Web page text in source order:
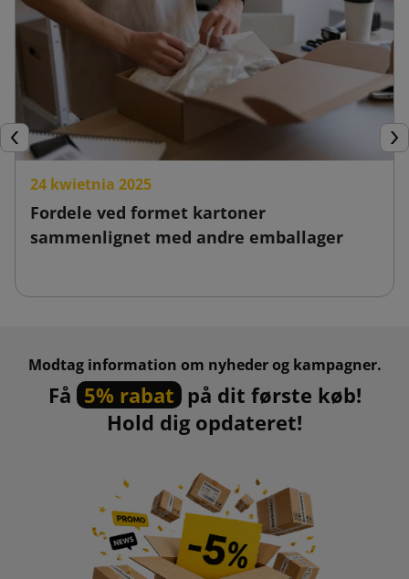
Forrige
24 kwietnia 2025
Fordele ved formet kartoner
sammenlignet med andre emballager
Modtag information om nyheder og kampagner.
Få 5% rabat på dit første køb!
Hold dig opdateret!